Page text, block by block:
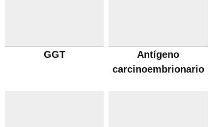
GGT
Antígeno
carcinoembrionario